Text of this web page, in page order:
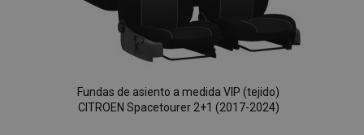
Fundas de asiento a medida VIP (tejido)
CITROEN Spacetourer 2+1 (2017-2024)